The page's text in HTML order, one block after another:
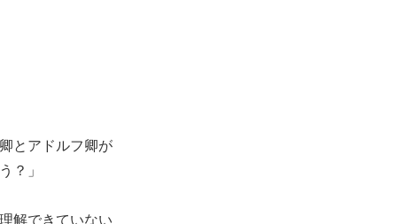
とアドルフ卿が
？」
解できていない